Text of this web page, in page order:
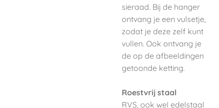
sieraad. Bij de hanger
ontvang je een vulsetje,
zodat je deze zelf kunt
vullen. Ook ontvang je
de op de afbeeldingen
getoonde ketting.
Roestvrij staal
RVS, ook wel edelstaal